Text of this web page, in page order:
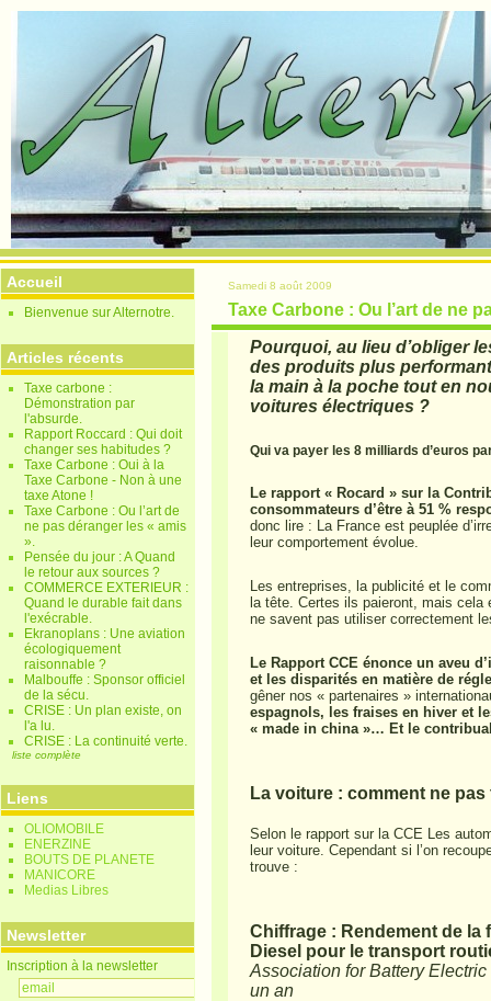
Accueil
Bienvenue sur Alternotre.
Articles récents
Taxe carbone :
Démonstration par
l'absurde.
Rapport Roccard : Qui doit
changer ses habitudes ?
Taxe Carbone : Oui à la
Taxe Carbone - Non à une
taxe Atone !
Taxe Carbone : Ou l’art de
ne pas déranger les « amis
».
Pensée du jour : A Quand
le retour aux sources ?
COMMERCE EXTERIEUR :
Quand le durable fait dans
l'exécrable.
Ekranoplans : Une aviation
écologiquement
raisonnable ?
Malbouffe : Sponsor officiel
de la sécu.
CRISE : Un plan existe, on
l'a lu.
CRISE : La continuité verte.
liste complète
Liens
OLIOMOBILE
ENERZINE
BOUTS DE PLANETE
MANICORE
Medias Libres
Newsletter
Inscription à la newsletter
Samedi 8 août 2009
Taxe Carbone : Ou l’art de ne
Pourquoi, au lieu d’obliger
des produits plus
la main à la poche tout en
voitures électriques ?
Qui va payer les 8 milliards d’euros
Le rapport « Rocard » sur la
consommateurs d’être à 51 %
donc lire : La France est peuplée
leur comportement évolue.
Les entreprises, la publicité et le
la tête. Certes ils paieront, mais
ne savent pas utiliser correctement
Le Rapport CCE énonce un aveu
et les disparités en matière de
gêner nos « partenaires »
espagnols, les fraises en hiver et
« made in china »… Et le
La voiture : comment ne
Selon le rapport sur la CCE Les
leur voiture. Cependant si l’on
trouve :
Chiffrage : Rendement de la
Diesel pour le transport
Association for Battery
un an